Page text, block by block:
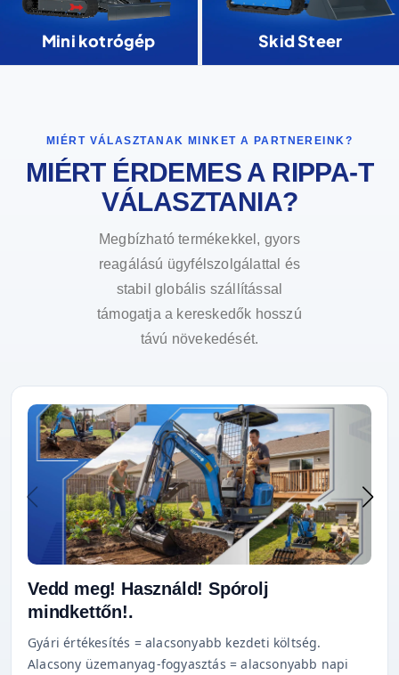
Mini kotrógép Skid Steer
MIÉRT VÁLASZTANAK MINKET A PARTNEREINK?
MIÉRT ÉRDEMES A RIPPA-T
VÁLASZTANIA?
Megbízható termékekkel, gyors
reagálású ügyfélszolgálattal és
stabil globális szállítással
támogatja a kereskedők hosszú
távú növekedését.
Vedd meg! Használd! Spórolj
mindkettőn!.
Gyári értékesítés = alacsonyabb kezdeti költség.
Alacsony üzemanyag-fogyasztás = alacsonyabb napi